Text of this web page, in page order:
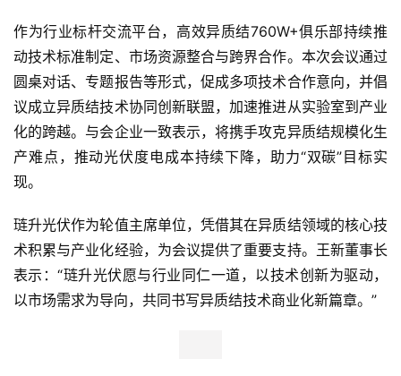
首
页
新
作为行业标杆交流平台，高效异质结760W+俱乐部持续推
动技术标准制定、市场资源整合与跨界合作。本次会议通过
圆桌对话、专题报告等形式，促成多项技术合作意向，并倡
议成立异质结技术协同创新联盟，加速推进从实验室到产业
化的跨越。与会企业一致表示，将携手攻克异质结规模化生
产难点，推动光伏度电成本持续下降，助力“双碳”目标实
现。
琏升光伏作为轮值主席单位，凭借其在异质结领域的核心技
术积累与产业化经验，为会议提供了重要支持。王新董事长
表示：“琏升光伏愿与行业同仁一道，以技术创新为驱动，
以市场需求为导向，共同书写异质结技术商业化新篇章。”